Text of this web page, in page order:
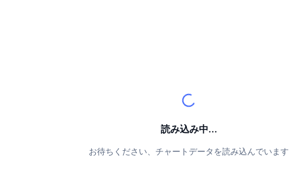
読み込み中...
お待ちください、チャートデータを読み込んでいます